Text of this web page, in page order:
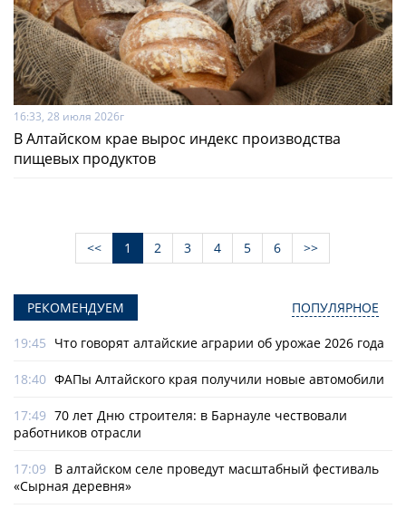
16:33, 28 июля 2026г
В Алтайском крае вырос индекс производства
пищевых продуктов
<< 1 2 3 4 5 6 >>
РЕКОМЕНДУЕМ ПОПУЛЯРНОЕ
19:45 Что говорят алтайские аграрии об урожае 2026 года
18:40 ФАПы Алтайского края получили новые автомобили
17:49 70 лет Дню строителя: в Барнауле чествовали
работников отрасли
17:09 В алтайском селе проведут масштабный фестиваль
«Сырная деревня»